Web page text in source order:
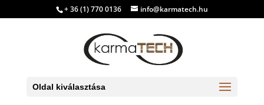
+ 36 (1) 770 0136 info@karmatech.hu
Oldal kiválasztása